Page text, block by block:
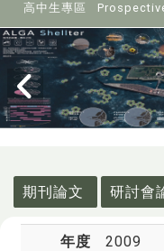
高中生專區
期刊論文
研討會
年度 2009